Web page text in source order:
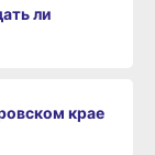
ли
крае